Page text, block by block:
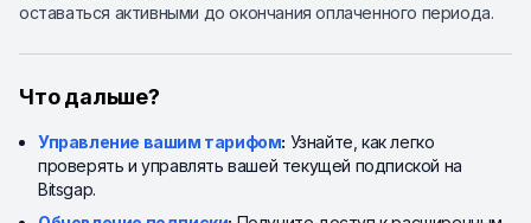
оставаться активными до окончания оплаченного периода.
Что дальше?
Управление вашим тарифом: Узнайте, как легко
проверять и управлять вашей текущей подпиской на
Bitsgap.